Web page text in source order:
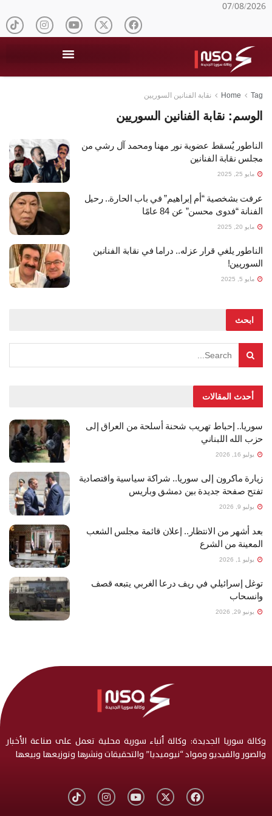
07/08/2026
Home Tag نقابة الفنانين السوريين
الوسم: نقابة الفنانين السوريين
الناطور يُسقط عضوية نور مهنا ومحمد آل رشي من
مجلس نقابة الفنانين
مايو 25, 2025
عرفت بشخصية “أم إبراهيم” في باب الحارة.. رحيل
الفنانة “فدوى محسن” عن 84 عامًا
مايو 20, 2025
الناطور يلغي قرار عزله.. دراما في نقابة الفنانين
السوريين!
مايو 5, 2025
ابحث
أحدث المقالات
سوريا.. إحباط تهريب شحنة أسلحة من العراق إلى
حزب الله اللبناني
يوليو 16, 2026
زيارة ماكرون إلى سوريا.. شراكة سياسية واقتصادية
تفتح صفحة جديدة بين دمشق وباريس
يوليو 9, 2026
بعد أشهر من الانتظار.. إعلان قائمة مجلس الشعب
المعينة من الشرع
يوليو 1, 2026
توغل إسرائيلي في ريف درعا الغربي يتبعه قصف
وانسحاب
يونيو 29, 2026
وكالة سوريا الجديدة: وكالة أنباء سورية محلية تعمل على صناعة الأخبار
والصور والفيديو ومواد “نيوميديا” والتحقيقات ونشرها وتوزيعها وبيعها